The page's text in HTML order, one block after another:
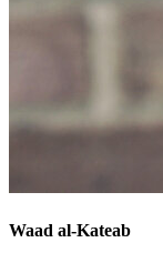
Waad al-Kateab